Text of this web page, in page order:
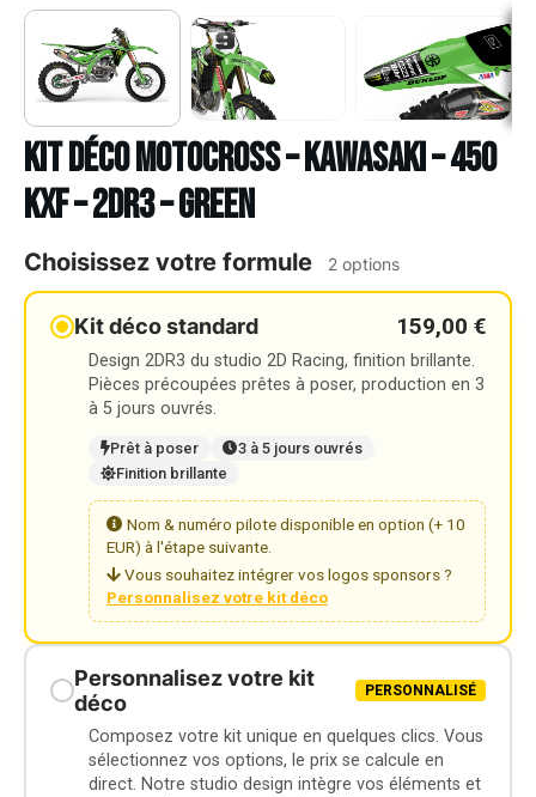
Kit déco Motocross – KAWASAKI – 450
KXF – 2DR3 – GREEN
Choisissez votre formule 2 options
Kit déco standard 159,00 €
Design 2DR3 du studio 2D Racing, finition brillante.
Pièces précoupées prêtes à poser, production en 3
à 5 jours ouvrés.
Prêt à poser
3 à 5 jours ouvrés
Finition brillante
Nom & numéro pilote disponible en option (+ 10
EUR) à l'étape suivante.
Vous souhaitez intégrer vos logos sponsors ?
Personnalisez votre kit déco
Personnalisez votre kit
déco
PERSONNALISÉ
Composez votre kit unique en quelques clics. Vous
sélectionnez vos options, le prix se calcule en
direct. Notre studio design intègre vos éléments et